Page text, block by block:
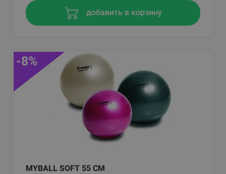
добавить в корзину
MYBALL SOFT 55 CM
-8%